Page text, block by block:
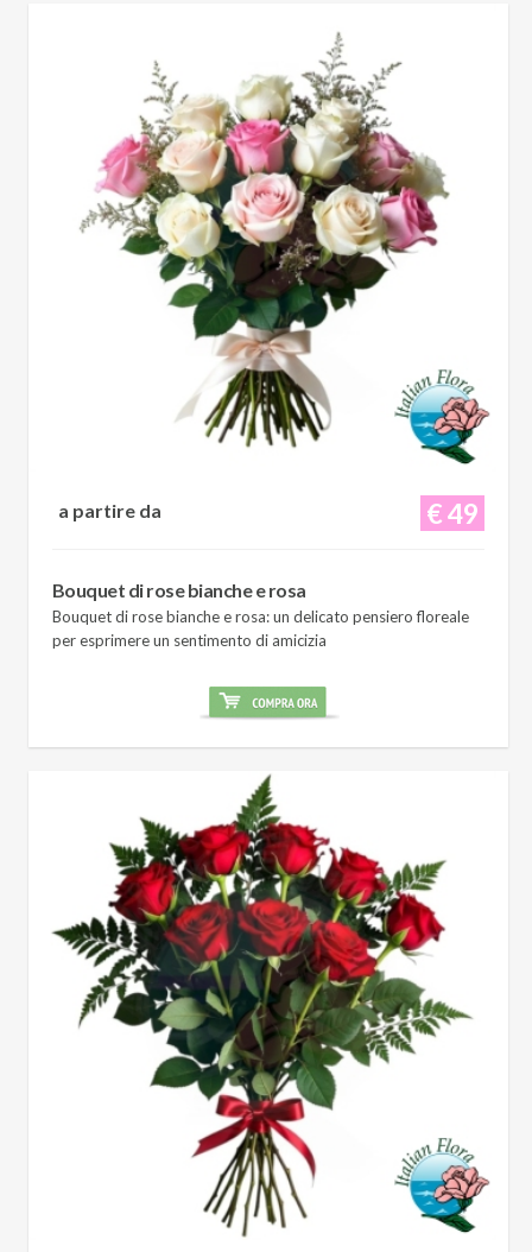
€ 49
a partire da
Bouquet di rose bianche e rosa
Bouquet di rose bianche e rosa: un delicato pensiero floreale
per esprimere un sentimento di amicizia